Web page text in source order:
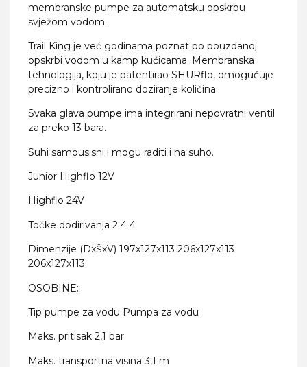
membranske pumpe za automatsku opskrbu
svježom vodom.
Trail King je već godinama poznat po pouzdanoj
opskrbi vodom u kamp kućicama. Membranska
tehnologija, koju je patentirao SHURflo, omogućuje
precizno i ​​kontrolirano doziranje količina.
Svaka glava pumpe ima integrirani nepovratni ventil
za preko 13 bara.
Suhi samousisni i mogu raditi i na suho.
Junior Highflo 12V
Highflo 24V
Točke dodirivanja 2 4 4
Dimenzije (DxŠxV) 197x127x113 206x127x113
206x127x113
OSOBINE:
Tip pumpe za vodu Pumpa za vodu
Maks. pritisak 2,1 bar
Maks. transportna visina 3,1 m